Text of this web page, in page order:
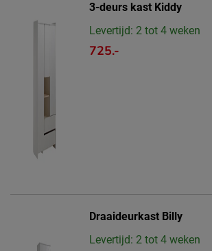
3-deurs kast Kiddy
Levertijd: 2 tot 4 weken
725.-
Draaideurkast Billy
Levertijd: 2 tot 4 weken